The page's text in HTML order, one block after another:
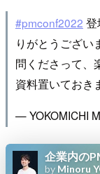
#pmconf2022 登
りがとうござい
問くださって、
資料置いておき
— YOKOMICHI